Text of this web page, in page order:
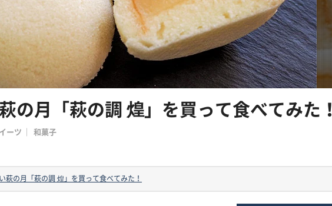
の月「萩の調 煌」を買って食べてみた！
ーツ
和菓子
萩の月「萩の調 煌」を買って食べてみた！